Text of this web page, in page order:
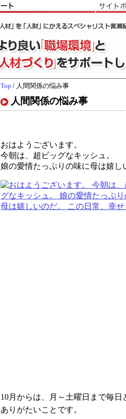
Top / 人間関係の悩み事
人間関係の悩み事
おはようございます。
今朝は、超ビッグなキッシュ。
娘の愛情たっぷりの味に母は嬉
10月からは、月～土曜日まで毎
ありがたいことです。